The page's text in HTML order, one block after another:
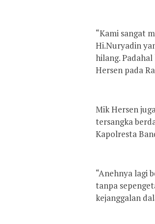
“Kami sangat
Hi.Nuryadin
hilang.
Hersen pada
Mik Hersen
tersangka
Kapolresta
“Anehnya lagi
tanpa
kejanggalan